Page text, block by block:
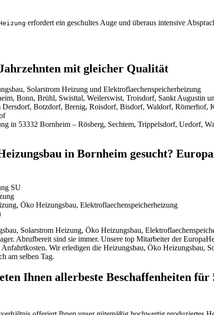
erfordert ein geschultes Auge und überaus intensive
mit gleicher Qualität
Solarstrom Heizung und Elektroflaechenspeicherheizung
Bonn, Brühl, Swisttal, Weilerswist, Troisdorf, Sankt Augustin
Botzdorf, Brenig, Roisdorf, Bisdorf, Waldorf,
in 53332 Bornheim – Rösberg, Sechtem, Trippelsdorf, Uedorf,
in Bornheim gesucht?
SU
Öko Heizungsbau, Elektroflaechenspeicherheizung
Solarstrom Heizung, Öko Heizungsbau,
Abrufbereit sind sie immer. Unsere top Mitarbeiter der
Wir erledigen die Heizungsbau, Öko
am selben Tag.
Ihnen allerbeste Beschaffenheiten für